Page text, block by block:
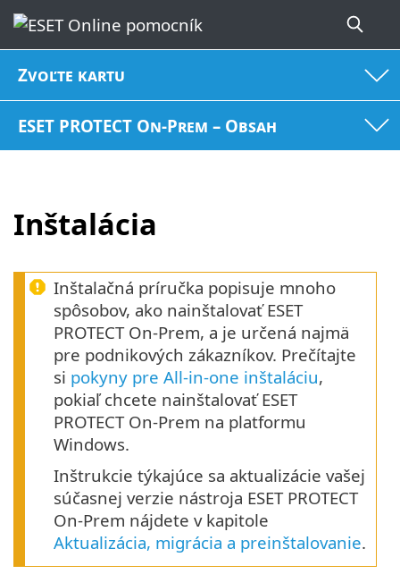
Zvoľte kartu
ESET PROTECT On-Prem – Obsah
Inštalácia
Inštalačná príručka popisuje mnoho
spôsobov, ako nainštalovať ESET
PROTECT On-Prem, a je určená najmä
pre podnikových zákazníkov. Prečítajte
si pokyny pre All-in-one inštaláciu,
pokiaľ chcete nainštalovať ESET
PROTECT On-Prem na platformu
Windows.
Inštrukcie týkajúce sa aktualizácie vašej
súčasnej verzie nástroja ESET PROTECT
On-Prem nájdete v kapitole
Aktualizácia, migrácia a preinštalovanie.